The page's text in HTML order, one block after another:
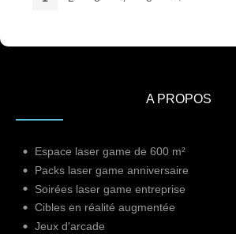
A PROPOS
Espace laser game de 600 m²
Packs laser game anniversaire
Soirées laser game entreprise
Cibles en réalité augmentée
Jeux d'arcade